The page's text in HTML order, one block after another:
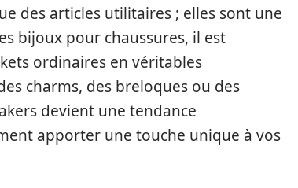
des articles utilitaires ; elles sont une
bijoux pour chaussures, il est
ordinaires en véritables
charms, des breloques ou des
devient une tendance
apporter une touche unique à vos